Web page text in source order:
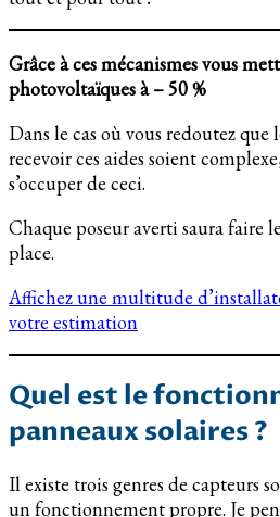
Grâce à ces mécanismes vous
photovoltaïques à – 50 %
Dans le cas où vous redoutez que
recevoir ces aides soient
s’occuper de ceci.
Chaque poseur averti saura faire
place.
Affichez une multitude
votre estimation
Quel est le
panneaux solaires ?
Il existe trois genres de capteurs
un fonctionnement propre. Je